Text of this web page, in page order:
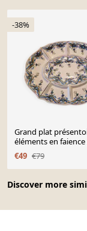
Discover more
-38%
Grand plat
éléments en
€49 €79